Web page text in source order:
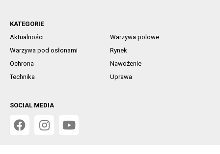
KATEGORIE
Aktualności
Warzywa polowe
Warzywa pod osłonami
Rynek
Ochrona
Nawożenie
Technika
Uprawa
SOCIAL MEDIA